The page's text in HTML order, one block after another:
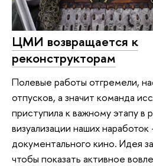
ЦМИ возвращается к
реконструкторам
Полевые работы отгремели,
отпусков, а значит команда
приступила к важному этапу
визуализации наших
документального кино. Идея
чтобы показать активное